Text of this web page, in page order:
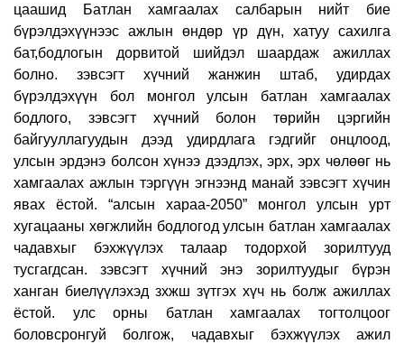
цаашид Батлан хамгаалах салбарын нийт бие
бүрэлдэхүүнээс ажлынөндөр үр дүн, хатуу сахилга
бат,бодлогын дорвитой шийдэл шаардаж ажиллах
болно. зэвсэгт хүчний жанжин штаб, удирдах
бүрэлдэхүүн бол монгол улсын батлан хамгаалах
бодлого, зэвсэгт хүчний болон төрийн цэргийн
байгууллагуудын дээд удирдлага гэдгийг онцлоод,
улсын эрдэнэ болсон хүнээ дээдлэх, эрх, эрх чөлөөг нь
хамгаалах ажлын тэргүүн эгнээнд манай зэвсэгт хүчин
явах ёстой. “алсын хараа-2050” монгол улсын урт
хугацааны хөгжлийн бодлогод улсын батлан хамгаалах
чадавхыг бэхжүүлэх талаар тодорхой зорилтууд
тусгагдсан. зэвсэгт хүчний энэ зорилтуудыг бүрэн
ханган биелүүлэхэд зхжш зүтгэх хүч нь болж ажиллах
ёстой. улс орны батлан хамгаалах тогтолцоог
боловсронгуй болгож, чадавхыг бэхжүүлэх ажил